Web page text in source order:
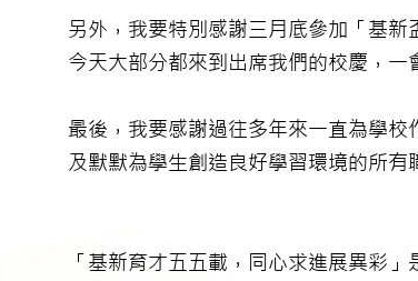
另外，我要特別感謝三月底參加「基新
今天大部分都來到出席我們的校慶，一
最後，我要感謝過往多年來一直為學
及默默為學生創造良好學習環境的所
「基新育才五五載，同心求進展異彩